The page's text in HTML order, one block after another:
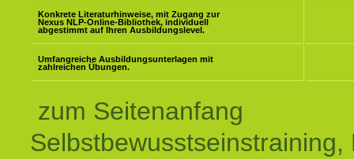
Konkrete Literaturhinweise, mit Zugang zur
Nexus NLP-Online-Bibliothek, individuell
abgestimmt auf Ihren Ausbildungslevel.
Umfangreiche Ausbildungsunterlagen mit
zahlreichen Übungen.
zum Seitenanfang
Selbstbewusstseinstraining,